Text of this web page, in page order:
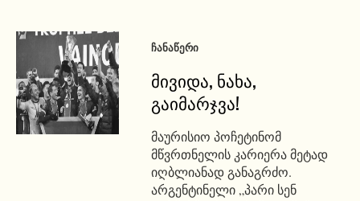
ᲩᲐᲜᲐᲬᲔᲠᲘ
მივიდა, ნახა,
გაიმარჯვა!
მაურისიო პოჩეტინომ
მწვრთნელის კარიერა მეტად
იღბლიანად განაგრძო.
არგენტინელი „პარი სენ